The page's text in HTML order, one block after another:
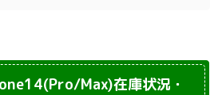
Max)在庫状況・